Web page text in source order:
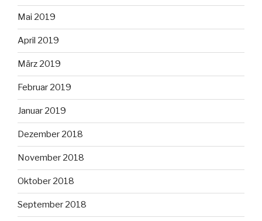
Mai 2019
April 2019
März 2019
Februar 2019
Januar 2019
Dezember 2018
November 2018
Oktober 2018
September 2018